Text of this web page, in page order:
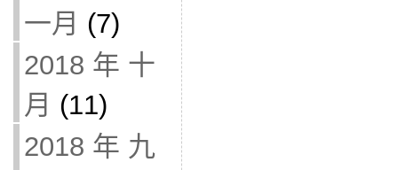
一月 (7)
2018 年 十
月 (11)
2018 年 九